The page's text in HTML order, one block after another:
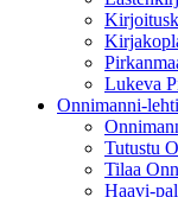
Lukeva
Onnimanni-lehti
Tutustu
Tilaa
Haavi-